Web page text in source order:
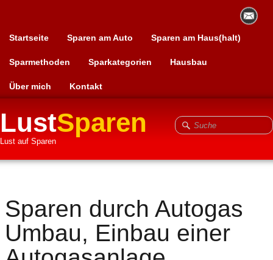
Startseite Sparen am Auto Sparen am Haus(halt)
Sparmethoden Sparkategorien Hausbau
Über mich Kontakt
LustSparen
Lust auf Sparen
Sparen durch Autogas
Umbau, Einbau einer